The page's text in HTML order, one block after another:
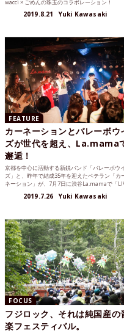
wacci × ごめんの珠玉のコラボレーション！
2019.8.21 Yuki Kawasaki
FEATURE
カーネーションとバレーボウ
ズが世代を超え、La.mama
邂逅！
京都を中心に活動する新鋭バンド「バレーボウ
ズ」と、昨年で結成35年を迎えたベテラン「カ
ネーション」が、7月7日に渋谷La.mamaで「
離れていても、音楽を共通言語に世代を超える。
2019.7.26 Yuki Kawasaki
FOCUS
フジロック、それは純国産の
楽フェスティバル。